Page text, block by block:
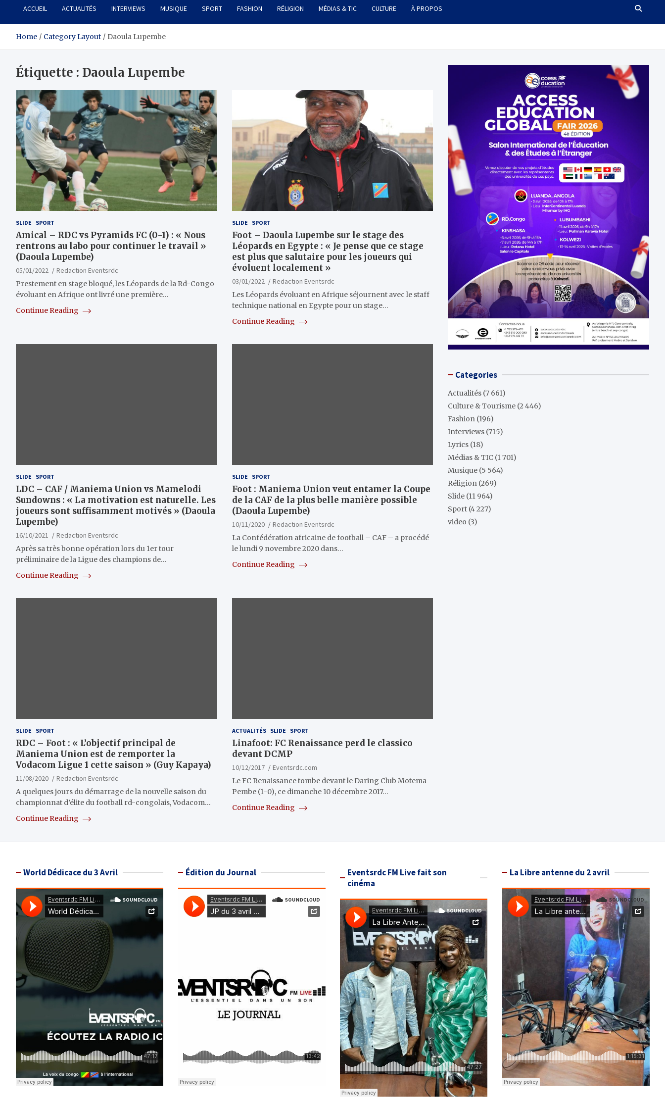
ACCUEIL ACTUALITÉS INTERVIEWS MUSIQUE SPORT FASHION RÉLIGION MÉDIAS & TIC CULTURE À PROPOS
Home Category Layout Daoula Lupembe
Étiquette : Daoula Lupembe
SLIDE SPORT
Amical – RDC vs Pyramids FC (0-1) : « Nous
rentrons au labo pour continuer le travail »
(Daoula Lupembe)
05/01/2022
Redaction Eventsrdc
Prestement en stage bloqué, les Léopards de la Rd-Congo
évoluant en Afrique ont livré une première…
Continue Reading
SLIDE SPORT
Foot – Daoula Lupembe sur le stage des
Léopards en Egypte : « Je pense que ce stage
est plus que salutaire pour les joueurs qui
évoluent localement »
03/01/2022
Redaction Eventsrdc
Les Léopards évoluant en Afrique séjournent avec le staff
technique national en Egypte pour un stage…
Continue Reading
SLIDE SPORT
LDC – CAF / Maniema Union vs Mamelodi
Sundowns : « La motivation est naturelle. Les
joueurs sont suffisamment motivés » (Daoula
Lupembe)
16/10/2021
Redaction Eventsrdc
Après sa très bonne opération lors du 1er tour
préliminaire de la Ligue des champions de…
Continue Reading
SLIDE SPORT
Foot : Maniema Union veut entamer la Coupe
de la CAF de la plus belle manière possible
(Daoula Lupembe)
10/11/2020
Redaction Eventsrdc
La Confédération africaine de football – CAF – a procédé
le lundi 9 novembre 2020 dans…
Continue Reading
SLIDE SPORT
RDC – Foot : « L’objectif principal de
Maniema Union est de remporter la
Vodacom Ligue 1 cette saison » (Guy Kapaya)
11/08/2020
Redaction Eventsrdc
A quelques jours du démarrage de la nouvelle saison du
championnat d’élite du football rd-congolais, Vodacom…
Continue Reading
ACTUALITÉS SLIDE SPORT
Linafoot: FC Renaissance perd le classico
devant DCMP
10/12/2017
Eventsrdc.com
Le FC Renaissance tombe devant le Daring Club Motema
Pembe (1-0), ce dimanche 10 décembre 2017…
Continue Reading
Categories
Actualités (7 661)
Culture & Tourisme (2 446)
Fashion (196)
Interviews (715)
Lyrics (18)
Médias & TIC (1 701)
Musique (5 564)
Réligion (269)
Slide (11 964)
Sport (4 227)
video (3)
World Dédicace du 3 Avril Édition du Journal
Eventsrdc FM Live fait son
cinéma
La Libre antenne du 2 avril